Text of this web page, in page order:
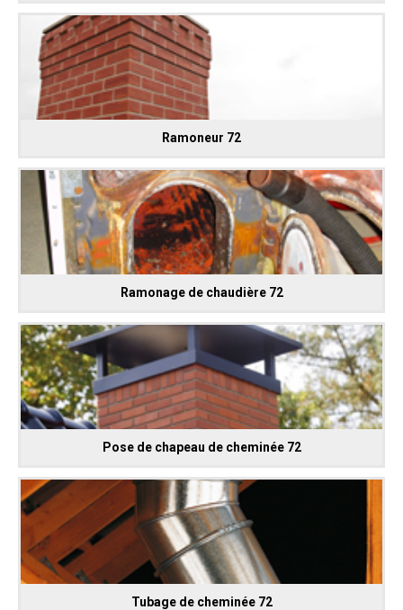
Ramoneur 72
Ramonage de chaudière 72
Pose de chapeau de cheminée 72
Tubage de cheminée 72